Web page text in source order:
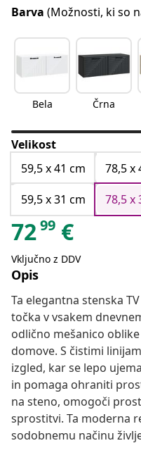
Barva (Možnosti, ki so
Bela Črna
Velikost
59,5 x 41 cm
78,5 x
59,5 x 31 cm
78,5 x
7299 €
Vključno z DDV
Opis
Ta elegantna stenska
točka v vsakem
odlično mešanico
domove. S čistimi
izgled, kar se lepo
in pomaga ohraniti
na steno, omogoči
sprostitvi. Ta moderna
sodobnemu načinu